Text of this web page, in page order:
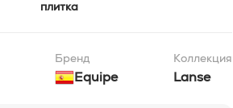
плитка
Бренд
Equipe
Коллекция
Lanse